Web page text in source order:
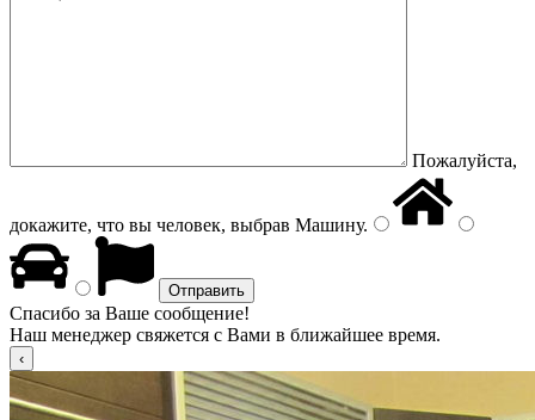
Пожалуйста,
докажите, что вы человек, выбрав Машину.
Спасибо за Ваше сообщение!
Наш менеджер свяжется с Вами в ближайшее время.